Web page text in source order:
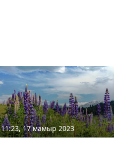
11:23, 17 мамыр 2023